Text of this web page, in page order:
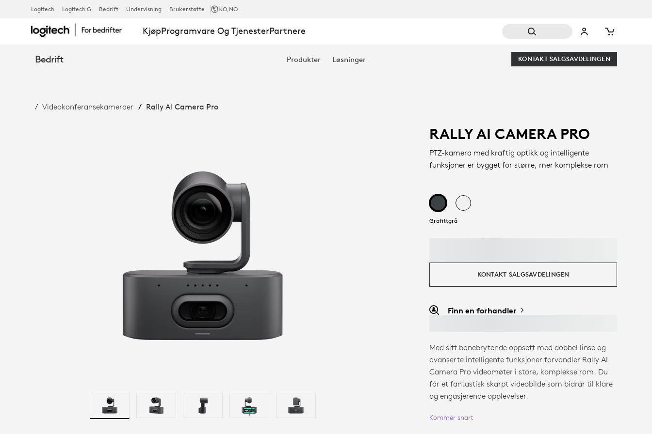
RALLY
CAMERA
INTELLIGENT
INNRAMMING
Logitech Logitech G Bedrift Undervisning Brukerstøtte NO,NO
KjøpProgramvare Og TjenesterPartnere
Bedrift Produkter Løsninger KONTAKT SALGSAVDELINGEN
Videokonferansekameraer Rally AI Camera Pro
RALLY AI CAMERA PRO
PTZ-kamera med kraftig optikk og intelligente
funksjoner er bygget for større, mer komplekse rom
Grafittgrå
KONTAKT SALGSAVDELINGEN
Finn en forhandler
Med sitt banebrytende oppsett med dobbel linse og
avanserte intelligente funksjoner forvandler Rally AI
Camera Pro videomøter i store, komplekse rom. Du
får et fantastisk skarpt videobilde som bidrar til klare
og engasjerende opplevelser.
Kommer snart